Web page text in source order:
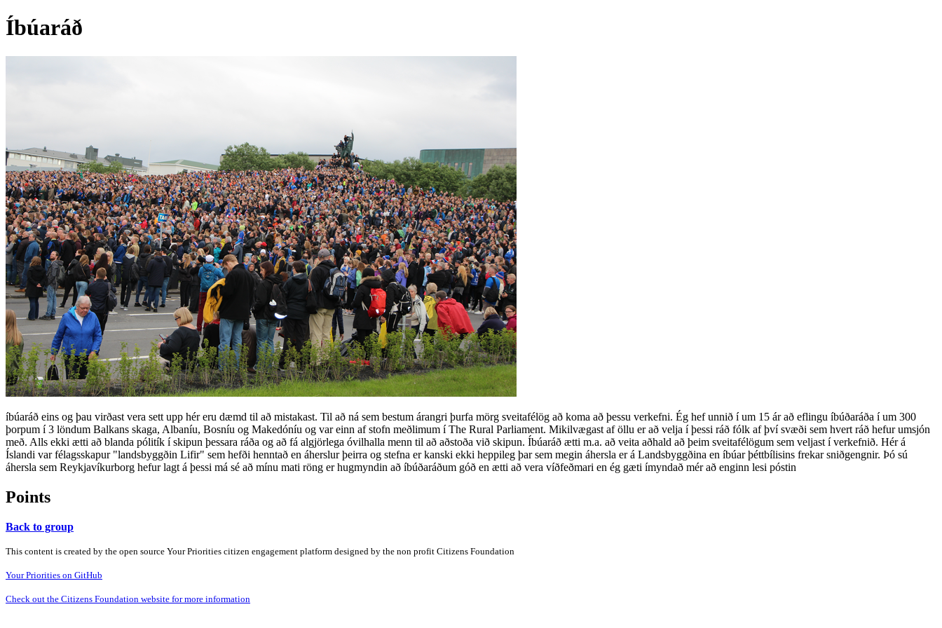
Íbúaráð
íbúaráð eins og þau virðast vera sett upp hér eru dæmd til að mistakast. Til að ná sem bestum árangri þurfa mörg sveitafélög að koma að þessu verkefni. Ég hef unnið í um 15 ár að eflingu íbúðaráða í um 300
þorpum í 3 löndum Balkans skaga, Albaníu, Bosníu og Makedóníu og var einn af stofn meðlimum í The Rural Parliament. Mikilvægast af öllu er að velja í þessi ráð fólk af því svæði sem hvert ráð hefur umsjón
með. Alls ekki ætti að blanda pólitík í skipun þessara ráða og að fá algjörlega óvilhalla menn til að aðstoða við skipun. Íbúaráð ætti m.a. að veita aðhald að þeim sveitafélögum sem veljast í verkefnið. Hér á
Íslandi var félagsskapur "landsbyggðin Lifir" sem hefði henntað en áherslur þeirra og stefna er kanski ekki heppileg þar sem megin áhersla er á Landsbyggðina en íbúar þéttbílisins frekar sniðgengnir. Þó sú
áhersla sem Reykjavíkurborg hefur lagt á þessi má sé að mínu mati röng er hugmyndin að íbúðaráðum góð en ætti að vera víðfeðmari en ég gæti ímyndað mér að enginn lesi póstin
Points
Back to group
This content is created by the open source Your Priorities citizen engagement platform designed by the non profit Citizens Foundation
Your Priorities on GitHub
Check out the Citizens Foundation website for more information